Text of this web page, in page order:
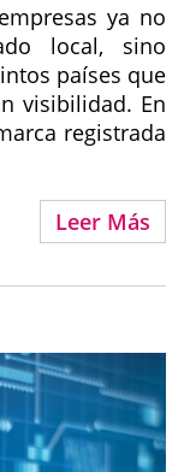
ya no
local, sino
países que
visibilidad. En
registrada
Leer Más